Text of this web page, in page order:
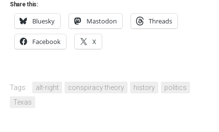
Share this:
Bluesky Mastodon Threads
Facebook X
Tags: alt-right conspiracy theory history
politics
Texas